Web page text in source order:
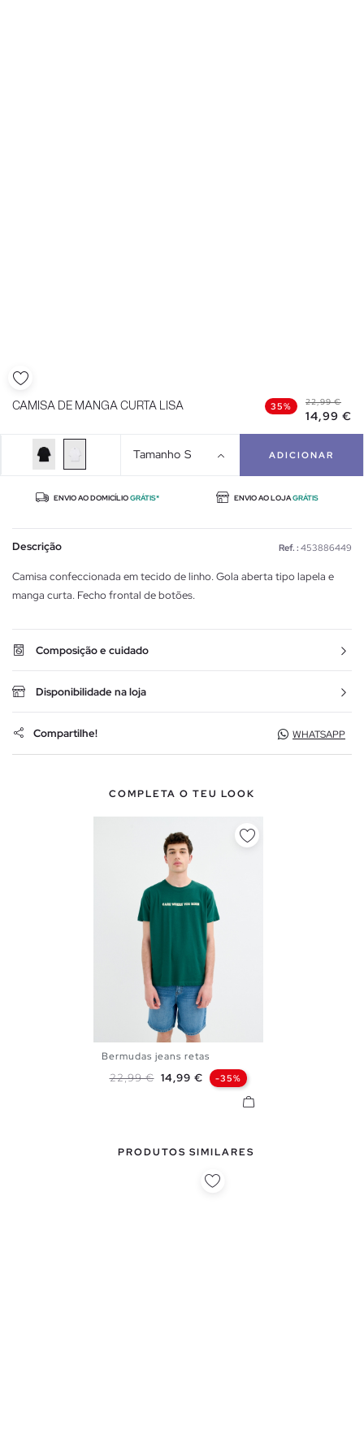
CAMISA DE MANGA CURTA LISA 35% 22,99 €
14,99 €
Tamanho S ADICIONAR
ENVIO AO DOMICÍLIOGRÁTIS* ENVIO AO LOJAGRÁTIS
Descrição Ref. : 453886449
Camisa confeccionada em tecido de linho. Gola aberta tipo lapela e
manga curta. Fecho frontal de botões.
Composição e cuidado
Disponibilidade na loja
Compartilhe! WHATSAPP
COMPLETA O TEU LOOK
Bermudas jeans retas
Preço normal
22,99 € Preço
14,99 € -35%
PRODUTOS SIMILARES